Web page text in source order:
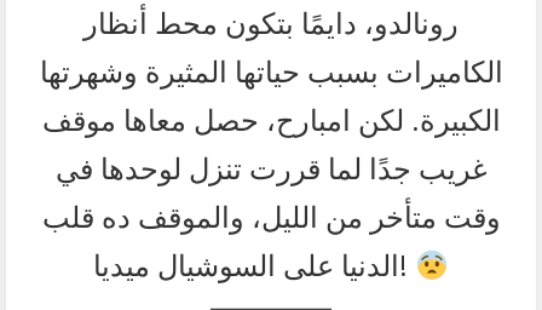
رونالدو، دايمًا بتكون محط أنظار
الكاميرات بسبب حياتها المثيرة وشهرتها
الكبيرة. لكن امبارح، حصل معاها موقف
غريب جدًا لما قررت تنزل لوحدها في
وقت متأخر من الليل، والموقف ده قلب
الدنيا على السوشيال ميديا!